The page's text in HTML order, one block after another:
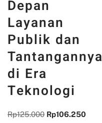
Depan
Layanan
Publik dan
Tantangannya
di Era
Teknologi
Rp125.000 Rp106.250